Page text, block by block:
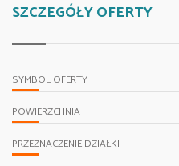
SZCZEGÓŁY OFERTY
SYMBOL OFERTY
POWIERZCHNIA
PRZEZNACZENIE DZIAŁKI